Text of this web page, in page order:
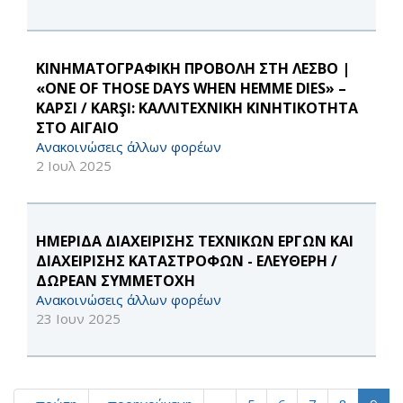
ΚΙΝΗΜΑΤΟΓΡΑΦΙΚΗ ΠΡΟΒΟΛΗ ΣΤΗ ΛΕΣΒΟ |
«ONE OF THOSE DAYS WHEN HEMME DIES» –
ΚΑΡΣΙ / KARŞI: ΚΑΛΛΙΤΕΧΝΙΚΗ ΚΙΝΗΤΙΚΟΤΗΤΑ
ΣΤΟ ΑΙΓΑΙΟ
Ανακοινώσεις άλλων φορέων
2 Ιουλ 2025
ΗΜΕΡΙΔΑ ΔΙΑΧΕΙΡΙΣΗΣ ΤΕΧΝΙΚΩΝ ΕΡΓΩΝ ΚΑΙ
ΔΙΑΧΕΙΡΙΣΗΣ ΚΑΤΑΣΤΡΟΦΩΝ - ΕΛΕΥΘΕΡΗ /
ΔΩΡΕΑΝ ΣΥΜΜΕΤΟΧΗ
Ανακοινώσεις άλλων φορέων
23 Ιουν 2025